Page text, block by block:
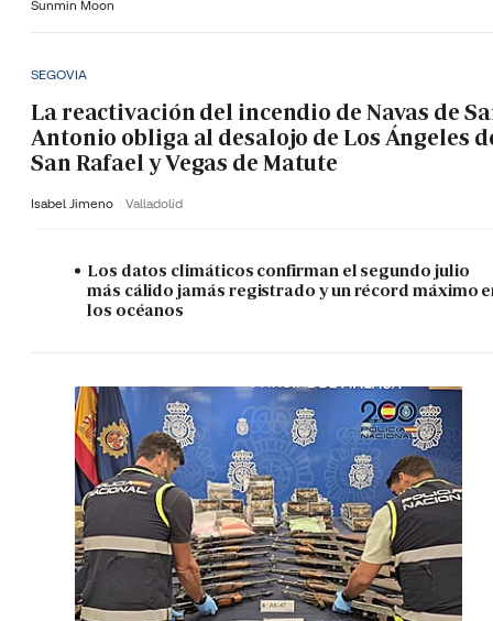
Sunmin Moon
SEGOVIA
La reactivación del incendio de Navas de
Antonio obliga al desalojo de Los Ángeles
San Rafael y Vegas de Matute
Isabel Jimeno Valladolid
Los datos climáticos confirman el segundo julio
más cálido jamás registrado y un récord máximo
los océanos